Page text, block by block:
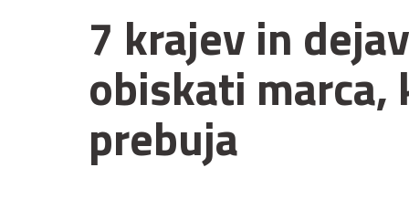
7 krajev in
obiskati marca,
prebuja